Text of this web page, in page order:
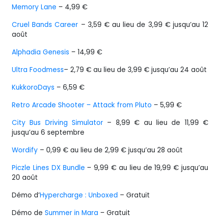
Memory Lane – 4,99 €
Cruel Bands Career – 3,59 € au lieu de 3,99 € jusqu’au 12
août
Alphadia Genesis – 14,99 €
Ultra Foodmess– 2,79 € au lieu de 3,99 € jusqu’au 24 août
KukkoroDays – 6,59 €
Retro Arcade Shooter – Attack from Pluto – 5,99 €
City Bus Driving Simulator – 8,99 € au lieu de 11,99 €
jusqu’au 6 septembre
Wordify – 0,99 € au lieu de 2,99 € jusqu’au 28 août
Piczle Lines DX Bundle – 9,99 € au lieu de 19,99 € jusqu’au
20 août
Démo d’Hypercharge : Unboxed – Gratuit
Démo de Summer in Mara – Gratuit